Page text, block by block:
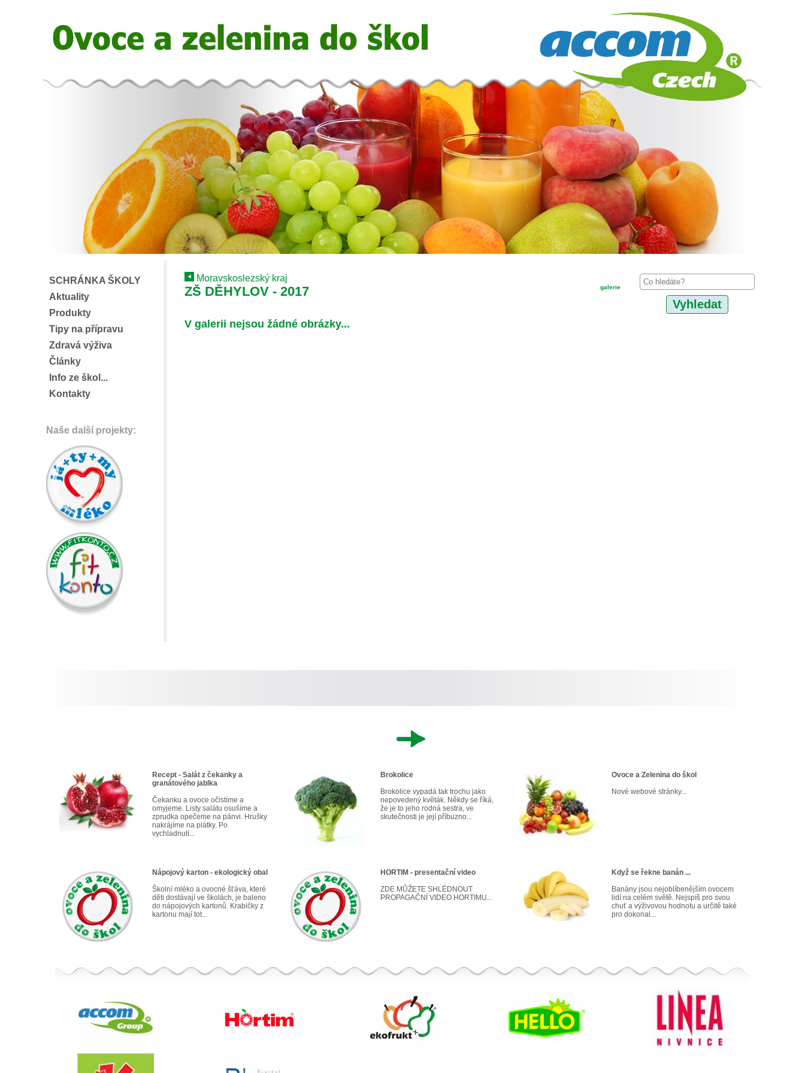
SCHRÁNKA ŠKOLY
Aktuality
Produkty
Tipy na přípravu
Zdravá výživa
Články
Info ze škol...
Kontakty
Naše další projekty:
Moravskoslezský kraj
ZŠ DĚHYLOV - 2017 galerie
V galerii nejsou žádné obrázky...
Recept - Salát z čekanky a
granátového jablka
Čekanku a ovoce očistíme a
omyjeme. Listy salátu osušíme a
zprudka opečeme na pánvi. Hrušky
nakrájíme na plátky. Po
vychladnutí...
Brokolice
Brokolice vypadá tak trochu jako
nepovedený květák. Někdy se říká,
že je to jeho rodná sestra, ve
skutečnosti je její příbuzno...
Ovoce a Zelenina do škol
Nové webové stránky...
Nápojový karton - ekologický obal
Školní mléko a ovocné šťáva, které
děti dostávají ve školách, je baleno
do nápojových kartonů. Krabičky z
kartonu mají tot...
HORTIM - presentační video
ZDE MŮŽETE SHLÉDNOUT
PROPAGAČNÍ VIDEO HORTIMU...
Když se řekne banán ...
Banány jsou nejoblíbenějším ovocem
lidí na celém světě. Nejspíš pro svou
chuť a výživovou hodnotu a určitě také
pro dokonal...